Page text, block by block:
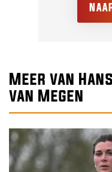
Meer van
van Megen